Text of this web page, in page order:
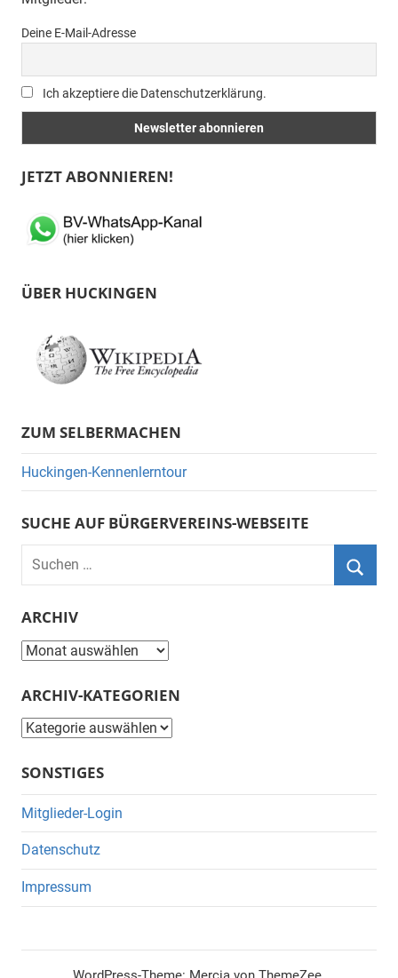
Deine E-Mail-Adresse
Ich akzeptiere die Datenschutzerklärung.
JETZT ABONNIEREN!
ÜBER HUCKINGEN
ZUM SELBERMACHEN
Huckingen-Kennenlerntour
SUCHE AUF BÜRGERVEREINS-WEBSEITE
Suchen
nach:
ARCHIV
Archiv
ARCHIV-KATEGORIEN
Archiv-
SONSTIGES
Mitglieder-Login
Datenschutz
Impressum